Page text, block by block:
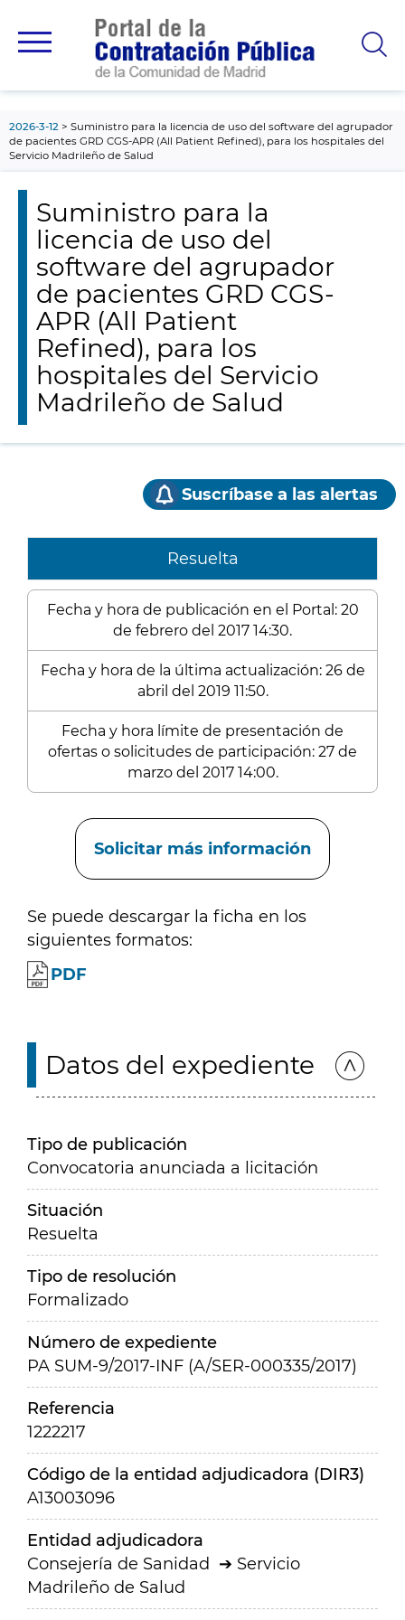
principal
2026-3-12
Suministro para la licencia de uso del software del agrupador
de pacientes GRD CGS-APR (All Patient Refined), para los hospitales del
Servicio Madrileño de Salud
Suministro para la
licencia de uso del
software del agrupador
de pacientes GRD CGS-
APR (All Patient
Refined), para los
hospitales del Servicio
Madrileño de Salud
Suscríbase a las alertas
Resuelta
Fecha y hora de publicación en el Portal: 20
de febrero del 2017 14:30.
Fecha y hora de la última actualización: 26 de
abril del 2019 11:50.
Fecha y hora límite de presentación de
ofertas o solicitudes de participación: 27 de
marzo del 2017 14:00.
Enlaces
Solicitar más información
Se puede descargar la ficha en los
siguientes formatos:
PDF
Datos del expediente
Tipo de publicación
Convocatoria anunciada a licitación
Situación
Resuelta
Tipo de resolución
Formalizado
Número de expediente
PA SUM-9/2017-INF (A/SER-000335/2017)
Referencia
1222217
Código de la entidad adjudicadora (DIR3)
A13003096
Entidad adjudicadora
Consejería de Sanidad
Servicio
Madrileño de Salud